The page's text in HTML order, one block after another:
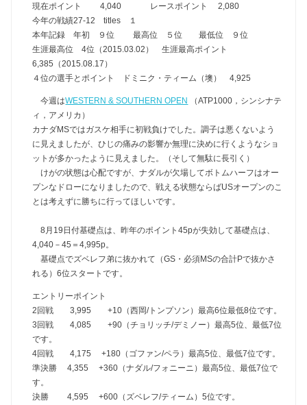
現在ポイント 4,040 レースポイント 2,080
今年の戦績27-12 titles １
本年記録 年初 ９位 最高位 ５位 最低位 ９位
生涯最高位 4位（2015.03.02） 生涯最高ポイント
6,385（2015.08.17）
４位の選手とポイント ドミニク・ティーム（墺） 4,925
今週はWESTERN & SOUTHERN OPEN
（ATP1000，シンシナテ
ィ，アメリカ）
カナダMSではガスケ相手に初戦負けでした。調子は悪くないよう
に見えましたが、ひじの痛みの影響か無理に決めに行くようなショ
ットが多かったように見えました。（そして無駄に長引く）
けがの状態は心配ですが、ナダルが欠場してボトムハーフはオー
プンなドローになりましたので、戦える状態ならばUSオープンのこ
とは考えずに勝ちに行ってほしいです。
8月19日付基礎点は、昨年のポイント45pが失効して基礎点は、
4,040－45＝4,995p。
基礎点でズベレフ弟に抜かれて（GS・必須MSの合計Pで抜かさ
れる）6位スタートです。
エントリーポイント
2回戦 3,995 +10（西岡/トンプソン）最高6位最低8位です。
3回戦 4,085 +90（チョリッチ/デミノー）最高5位、最低7位
です。
4回戦 4,175 +180（ゴファン/ペラ）最高5位、最低7位です。
準決勝 4,355 +360（ナダル/フォニーニ）最高5位、最低7位で
す。
決勝 4,595 +600（ズベレフ/ティーム）5位です。